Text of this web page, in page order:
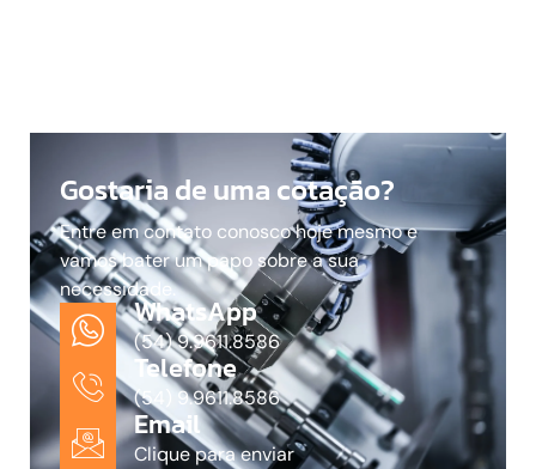
Gostaria de uma cotação?
Entre em contato conosco hoje mesmo e
vamos bater um papo sobre a sua
necessidade.
WhatsApp
(54) 9.9611.8586
Telefone
(54) 9.9611.8586
Email
Clique para enviar